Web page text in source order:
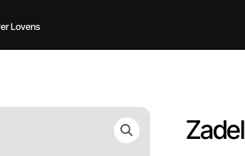
Lovens